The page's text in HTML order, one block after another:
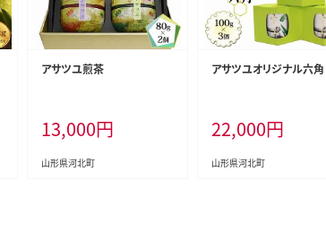
アサツユ煎茶
13,000円
山形県河北町
アサツユオリジナル六角
22,000円
山形県河北町